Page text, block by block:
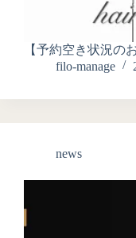
【予約空き状況の
filo-manage
news